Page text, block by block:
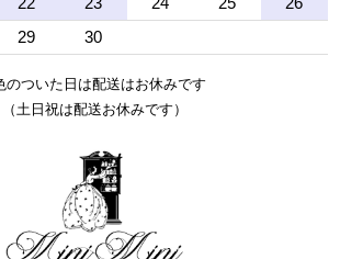
29 30
のついた日は配送はお休みです
（土日祝は配送お休みです）